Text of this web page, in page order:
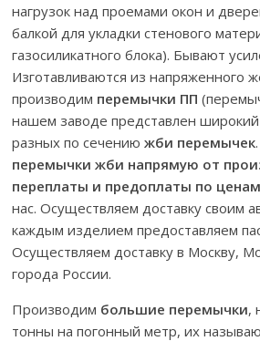
нагрузок над проемами окон и
балкой для укладки стенового
газосиликатного блока). Бывают
Изготавливаются из напряженного
производим перемычки ПП
нашем заводе представлен
разных по сечениюжби перемычек
перемычки жби напрямую от
переплаты и предоплаты по
нас. Осуществляем доставку своим
каждым изделием предоставляем
Осуществляем доставку в Москву,
города России.
Производим большие перемычки,
тонны на погонный метр, их